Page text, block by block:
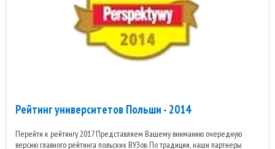
Рейтинг университетов Польши - 2014
Перейти к рейтингу 2017 Представляем Вашему вниманию очередную
версию главного рейтинга польских ВУЗов. По традиции, наши партнеры